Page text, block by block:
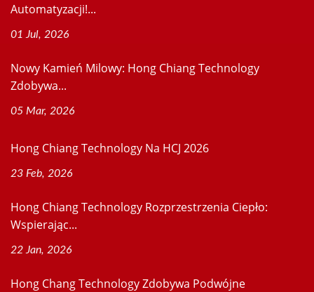
Automatyzacji!...
01 Jul, 2026
Nowy Kamień Milowy: Hong Chiang Technology
Zdobywa...
05 Mar, 2026
Hong Chiang Technology Na HCJ 2026
23 Feb, 2026
Hong Chiang Technology Rozprzestrzenia Ciepło:
Wspierając...
22 Jan, 2026
Hong Chang Technology Zdobywa Podwójne